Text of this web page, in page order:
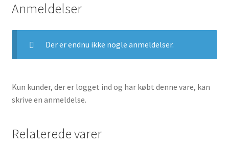
Anmeldelser
Der er endnu ikke nogle anmeldelser.
Kun kunder, der er logget ind og har købt denne vare, kan
skrive en anmeldelse.
Relaterede varer